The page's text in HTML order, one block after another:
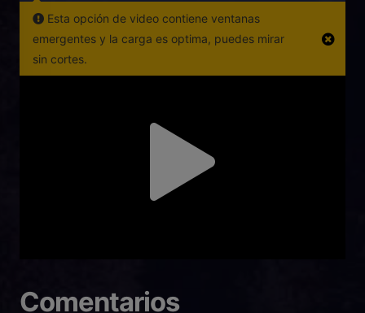
Esta opción de video contiene ventanas
emergentes y la carga es optima, puedes mirar
sin cortes.
Comentarios